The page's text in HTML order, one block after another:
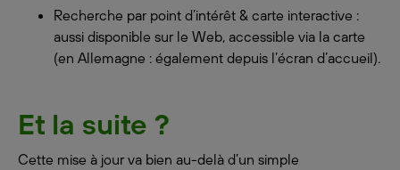
Recherche par point d’intérêt & carte interactive :
aussi disponible sur le Web, accessible via la carte
(en Allemagne : également depuis l’écran d’accueil).
Et la suite ?
Cette mise à jour va bien au-delà d’un simple